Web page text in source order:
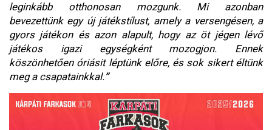
leginkább otthonosan mozgunk. Mi azonban
bevezettünk egy új játékstílust, amely a versengésen, a
gyors játékon és azon alapult, hogy az öt jégen lévő
játékos igazi egységként mozogjon. Ennek
köszönhetően óriásit léptünk előre, és sok sikert éltünk
meg a csapatainkkal.”